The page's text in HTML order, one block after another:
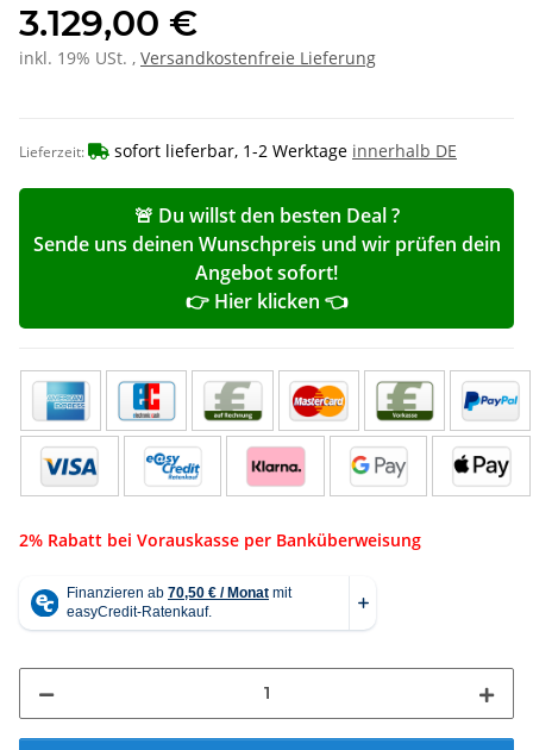
3.129,00 €
inkl. 19% USt. , Versandkostenfreie Lieferung
Lieferzeit: sofort lieferbar, 1-2 Werktage innerhalb DE
🚨 Du willst den besten Deal ?
Sende uns deinen Wunschpreis und wir prüfen dein
Angebot sofort!
👉 Hier klicken 👈
2% Rabatt bei Vorauskasse per Banküberweisung